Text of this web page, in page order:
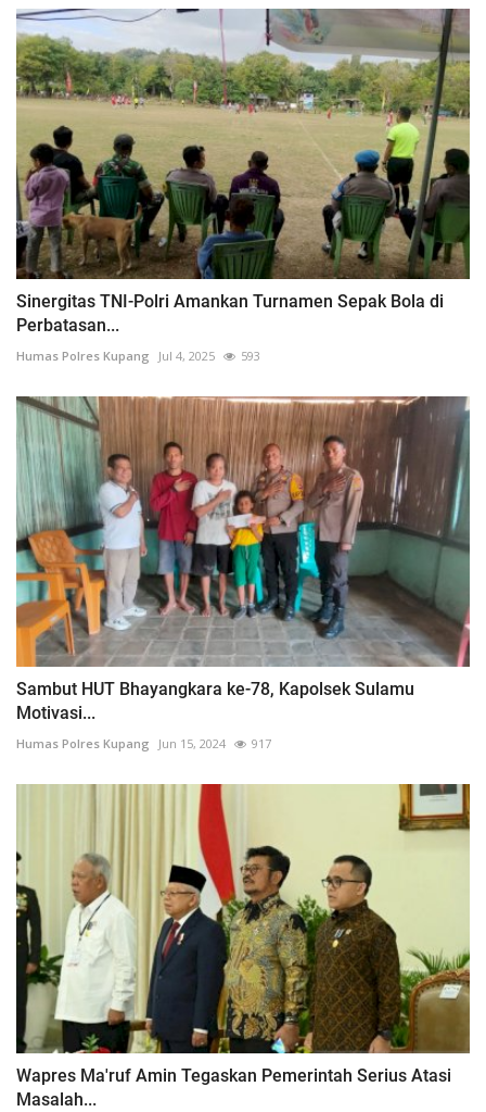
Sinergitas TNI-Polri Amankan Turnamen Sepak Bola di
Perbatasan...
Humas Polres Kupang Jul 4, 2025 593
Sambut HUT Bhayangkara ke-78, Kapolsek Sulamu
Motivasi...
Humas Polres Kupang Jun 15, 2024 917
Wapres Ma'ruf Amin Tegaskan Pemerintah Serius Atasi
Masalah...